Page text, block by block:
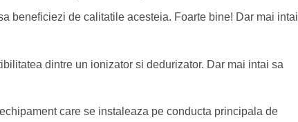
beneficiezi de calitatile acesteia. Foarte bine! Dar mai intai
dintre un ionizator si dedurizator. Dar mai intai sa
care se instaleaza pe conducta principala de